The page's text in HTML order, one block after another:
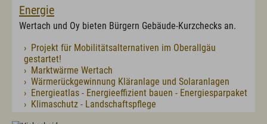
Energie
Wertach und Oy bieten Bürgern Gebäude-Kurzchecks an.
› Projekt für Mobilitätsalternativen im Oberallgäu
gestartet!
› Marktwärme Wertach
› Wärmerückgewinnung Kläranlage und Solaranlagen
› Energieatlas - Energieeffizient bauen - Energiesparpaket
› Klimaschutz - Landschaftspflege